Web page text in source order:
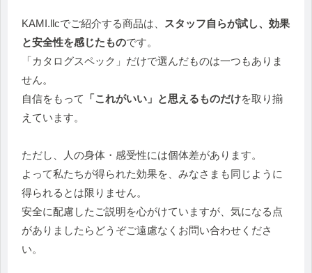
KAMI.llcでご紹介する商品は、
スタッフ自らが試し、効果
と安全性を感じたものです。
「カタログスペック」だけで選んだものは一つもありま
せん。
自信をもって
「これがいい」と思えるものだけを取り揃
えています。
ただし、人の身体・感受性には個体差があります。
よって私たちが得られた効果を、みなさまも同じように
得られるとは限りません。
安全に配慮したご説明を心がけていますが、気になる点
がありましたらどうぞご遠慮なくお問い合わせくださ
い。